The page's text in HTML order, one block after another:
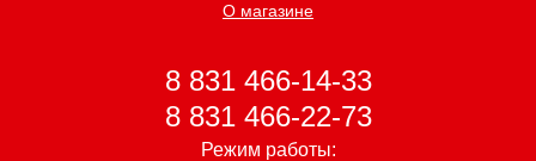
О магазине
8 831 466-14-33
8 831 466-22-73
Режим работы: